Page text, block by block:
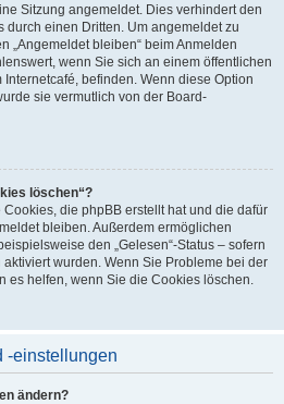
Sitzung angemeldet. Dies verhindert den
durch einen Dritten. Um angemeldet zu
„Angemeldet bleiben“ beim Anmelden
wenn Sie sich an einem öffentlichen
befinden. Wenn diese Option
sie vermutlich von der Board-
löschen“?
Cookies, die phpBB erstellt hat und die dafür
bleiben. Außerdem ermöglichen
den „Gelesen“-Status – sofern
wurden. Wenn Sie Probleme bei der
es helfen, wenn Sie die Cookies löschen.
-einstellungen
ändern?